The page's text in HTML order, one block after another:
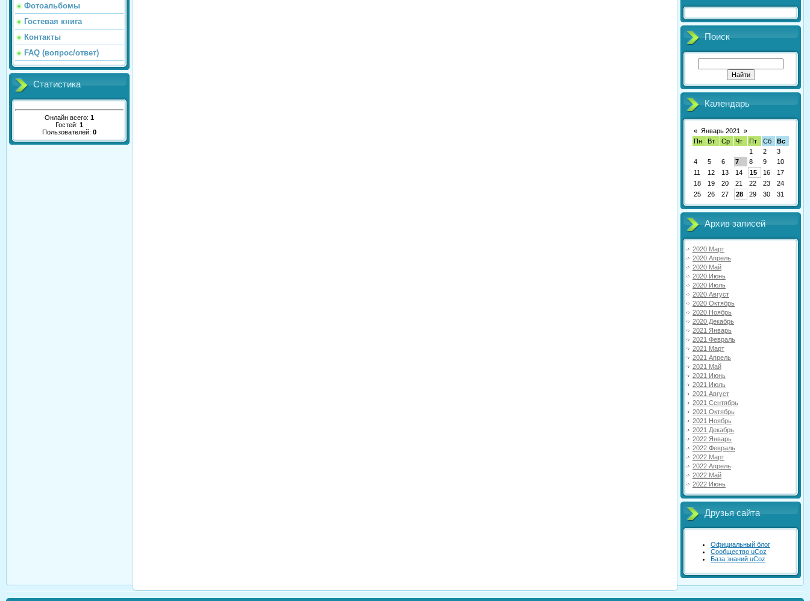
Фотоальбомы
Гостевая книга
Контакты
FAQ (вопрос/ответ)
Статистика
Онлайн всего: 1
Гостей: 1
Пользователей: 0
Поиск
Календарь
« Январь 2021
»
Пн
Вт Ср Чт Пт Сб
Вс
1
2
3
4
5 6 7 8 9
10
11
12 13 14 15 16
17
18
19 20 21 22 23
24
25
26 27 28 29 30 31
Архив записей
2020 Март
2020 Апрель
2020 Май
2020 Июнь
2020 Июль
2020 Август
2020 Октябрь
2020 Ноябрь
2020 Декабрь
2021 Январь
2021 Февраль
2021 Март
2021 Апрель
2021 Май
2021 Июнь
2021 Июль
2021 Август
2021 Сентябрь
2021 Октябрь
2021 Ноябрь
2021 Декабрь
2022 Январь
2022 Февраль
2022 Март
2022 Апрель
2022 Май
2022 Июнь
Друзья сайта
Официальный блог
Сообщество uCoz
База знаний uCoz